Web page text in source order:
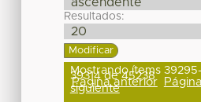
Resultados:
Mostrando ítems 39295-
39314 de 45238
Página anterior Página
siguiente